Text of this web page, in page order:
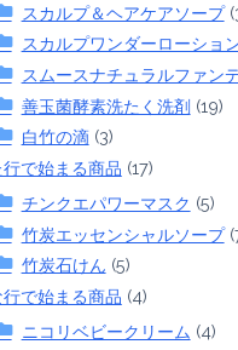
スカルプ＆ヘアケアソープ
スカルプワンダーローショ
スムースナチュラルファン
善玉菌酵素洗たく洗剤(19)
白竹の滴(3)
行で始まる商品 (17)
チンクエパワーマスク (5)
竹炭エッセンシャルソープ
竹炭石けん (5)
行で始まる商品 (4)
ニコリベビークリーム (4)